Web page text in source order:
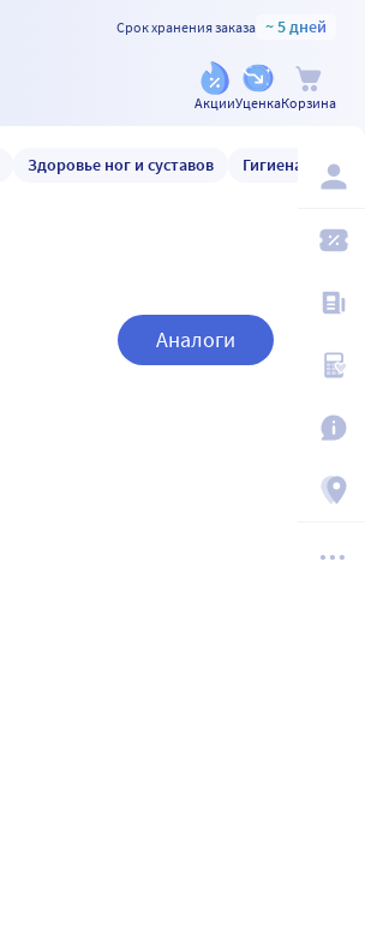
Срок хранения заказа ~ 5 дней
АкцииУценкаКорзина
Здоровье ног и суставов Гигиена и уход
Аналоги